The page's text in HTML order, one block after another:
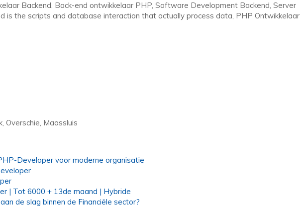
Backend, Back-end ontwikkelaar PHP, Software Development Backend, Server
is the scripts and database interaction that actually process data, PHP Ontwikkelaar
Overschie, Maassluis
Developer voor moderne organisatie
| Tot 6000 + 13de maand | Hybride
de slag binnen de Financiële sector?